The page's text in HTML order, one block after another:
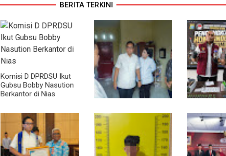
BERITA TERKINI
Komisi D DPRDSU Ikut
Gubsu Bobby Nasution
Berkantor di Nias
Walikota Medan
Nonaktifkan Lurah Aur,
Rico Waas : Tak Ada
Toleransi bagi
Penyalahgunaan
Bahan dari
Polda
Home